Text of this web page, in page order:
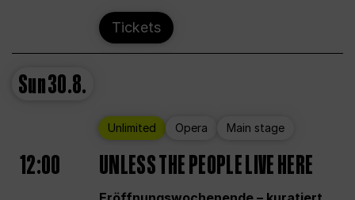
Tickets
Sun30.8.
Unlimited Opera Main stage
12:00 UNLESS THE PEOPLE LIVE HERE